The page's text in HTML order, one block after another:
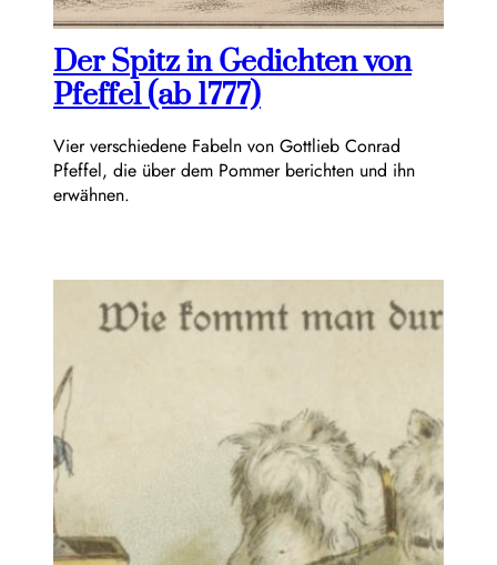
Der Spitz in Gedichten von
Pfeffel (ab 1777)
Vier verschiedene Fabeln von Gottlieb Conrad
Pfeffel, die über dem Pommer berichten und ihn
erwähnen.